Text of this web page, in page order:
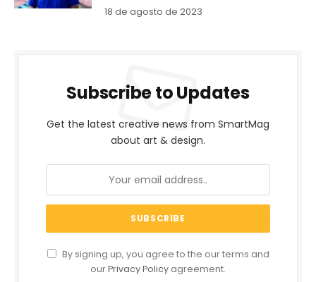
18 de agosto de 2023
Subscribe to Updates
Get the latest creative news from SmartMag
about art & design.
By signing up, you agree to the our terms and
ourPrivacy Policy agreement.